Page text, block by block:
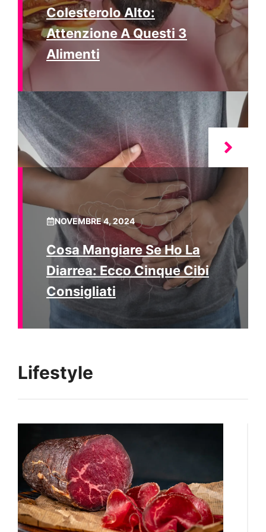
Colesterolo Alto:
Attenzione A Questi 3
Alimenti
NOVEMBRE 4, 2024
Cosa Mangiare Se Ho La
Diarrea: Ecco Cinque Cibi
Consigliati
Lifestyle